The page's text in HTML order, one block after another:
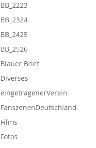
BB_2223
BB_2324
BB_2425
BB_2526
Blauer Brief
Diverses
eingetragenerVerein
FanszenenDeutschland
Films
Fotos